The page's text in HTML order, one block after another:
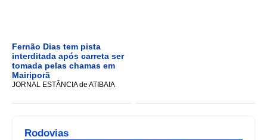
Fernão Dias tem pista
interditada após carreta ser
tomada pelas chamas em
Mairiporã
JORNAL ESTÂNCIA de ATIBAIA
Rodovias